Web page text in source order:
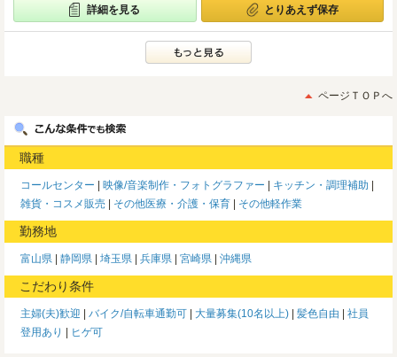
詳細を見る とりあえず保存
ページＴＯＰへ
職種
コールセンター 映像/音楽制作・フォトグラファー
キッチン・調理補助
雑貨・コスメ販売
その他医療・介護・保育 その他軽作業
勤務地
富山県 静岡県 埼玉県 兵庫県 宮崎県 沖縄県
こだわり条件
主婦(夫)歓迎 バイク/自転車通勤可 大量募集(10名以上) 髪色自由
社員
登用あり
ヒゲ可